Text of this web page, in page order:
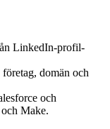
LinkedIn-profil-
domän och
och
Make.